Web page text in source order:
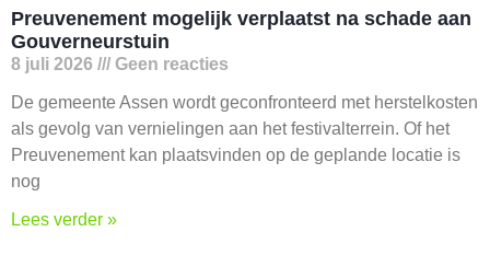
Preuvenement mogelijk verplaatst na schade aan
Gouverneurstuin
8 juli 2026 Geen reacties
De gemeente Assen wordt geconfronteerd met herstelkosten
als gevolg van vernielingen aan het festivalterrein. Of het
Preuvenement kan plaatsvinden op de geplande locatie is
nog
Lees verder »